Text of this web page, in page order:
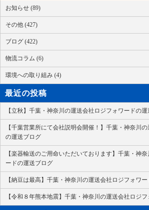
お知らせ (89)
その他 (427)
ブログ (422)
物流コラム (6)
環境への取り組み (4)
最近の投稿
【立秋】千葉・神奈川の運送会社ロジフォワードの
【千葉営業所にて会社説明会開催！】千葉・神奈川
の運送ブログ
【楽器輸送のご用命いただいております】千葉・神
ードの運送ブログ
【納豆は最高】千葉・神奈川の運送会社ロジフォワ
【令和８年熊本地震】千葉・神奈川の運送会社ロジ